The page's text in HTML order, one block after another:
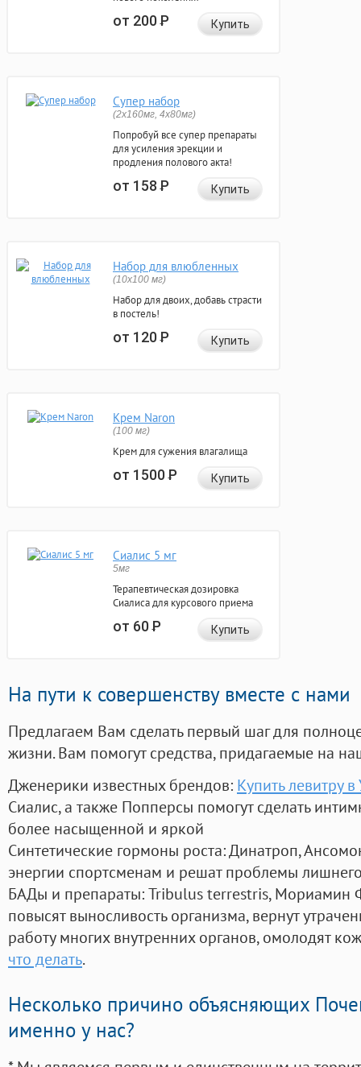
от 200Р Купить
Супер набор
(2х160мг, 4х80мг)
Попробуй все супер препараты
для усиления эрекции и
продления полового акта!
от 158Р Купить
Набор для влюбленных
(10х100 мг)
Набор для двоих, добавь страсти
в постель!
от 120Р Купить
Крем Naron
(100 мг)
Крем для сужения влагалища
от 1500Р Купить
Сиалис 5 мг
5мг
Терапевтическая дозировка
Сиалиса для курсового приема
от 60Р Купить
На пути к совершенству вместе с нами
Предлагаем Вам сделать первый шаг для
жизни. Вам помогут средства, придагаемые на
Дженерики известных брендов: Купить левитру
Сиалис, а также Попперсы помогут сделать
более насыщенной и яркой
Синтетические гормоны роста: Динатроп,
энергии спортсменам и решат проблемы
БАДы и препараты:Tribulus terrestris, Мориамин
повысят выносливость организма, вернут
работу многих внутренних органов, омолодят
что делать.
Несколько причино объясняющих
именно у нас?